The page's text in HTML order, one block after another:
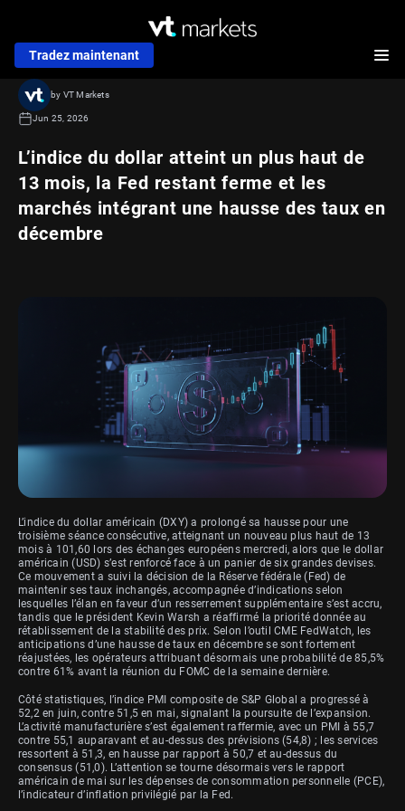
Tradez maintenant
L’indice du dollar atteint un plus haut de
13 mois, la Fed restant ferme et les
marchés intégrant une hausse des taux en
décembre
by VT Markets
Jun 25, 2026
L’indice du dollar américain (DXY) a prolongé sa hausse pour une
troisième séance consécutive, atteignant un nouveau plus haut de 13
mois à 101,60 lors des échanges européens mercredi, alors que le dollar
américain (USD) s’est renforcé face à un panier de six grandes devises.
Ce mouvement a suivi la décision de la Réserve fédérale (Fed) de
maintenir ses taux inchangés, accompagnée d’indications selon
lesquelles l’élan en faveur d’un resserrement supplémentaire s’est accru,
tandis que le président Kevin Warsh a réaffirmé la priorité donnée au
rétablissement de la stabilité des prix. Selon l’outil CME FedWatch, les
anticipations d’une hausse de taux en décembre se sont fortement
réajustées, les opérateurs attribuant désormais une probabilité de 85,5%
contre 61% avant la réunion du FOMC de la semaine dernière.
Côté statistiques, l’indice PMI composite de S&P Global a progressé à
52,2 en juin, contre 51,5 en mai, signalant la poursuite de l’expansion.
L’activité manufacturière s’est également raffermie, avec un PMI à 55,7
contre 55,1 auparavant et au-dessus des prévisions (54,8) ; les services
ressortent à 51,3, en hausse par rapport à 50,7 et au-dessus du
consensus (51,0). L’attention se tourne désormais vers le rapport
américain de mai sur les dépenses de consommation personnelle (PCE),
l’indicateur d’inflation privilégié par la Fed.